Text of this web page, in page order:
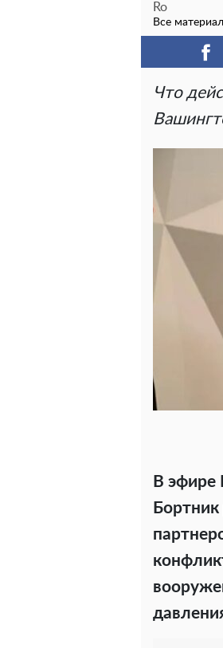
Ro
Все
Что
В эфире